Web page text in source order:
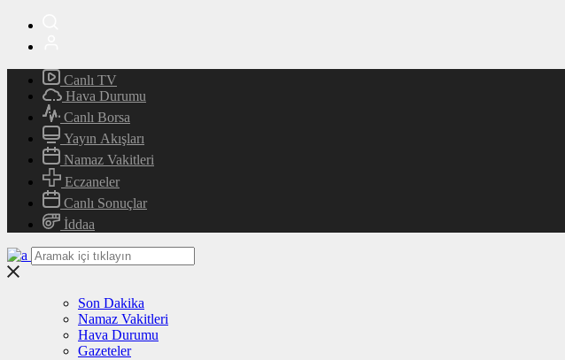
Canlı TV
Hava Durumu
Canlı Borsa
Yayın Akışları
Namaz Vakitleri
Eczaneler
Canlı Sonuçlar
İddaa
Son Dakika
Namaz Vakitleri
Hava Durumu
Gazeteler